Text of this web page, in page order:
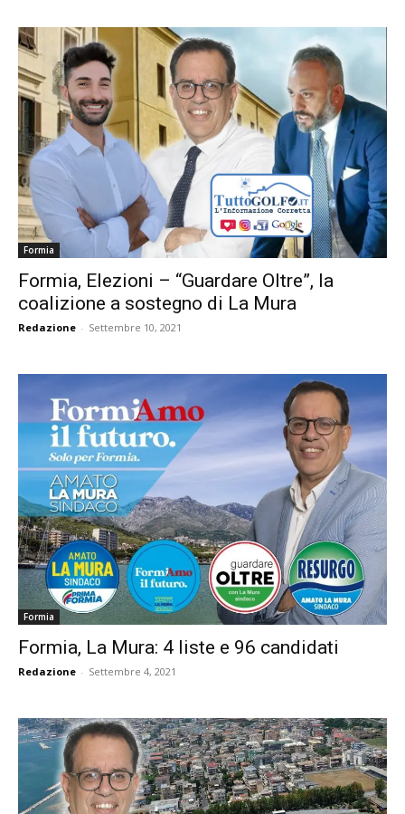
Formia
Formia, Elezioni – “Guardare Oltre”, la
coalizione a sostegno di La Mura
Redazione - Settembre 10, 2021
Formia
Formia, La Mura: 4 liste e 96 candidati
Redazione - Settembre 4, 2021